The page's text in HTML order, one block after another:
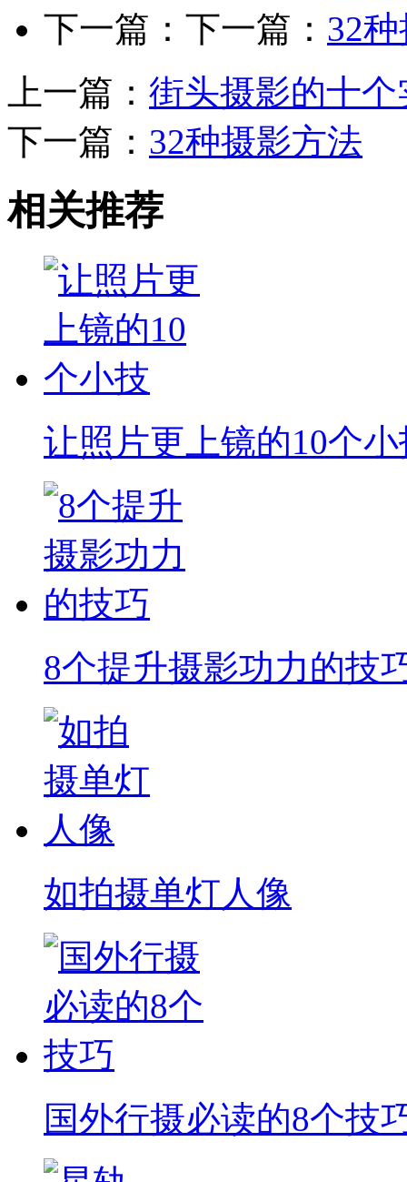
下一篇：下一篇： 32
上一篇： 街头摄影的十
下一篇： 32种摄影方法
相关推荐
让照片更上镜的10个小
8个提升摄影功力的技
如拍摄单灯人像
国外行摄必读的8个技